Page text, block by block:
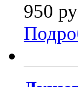
950